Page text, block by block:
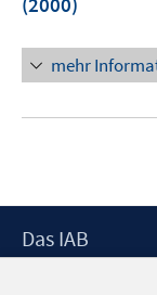
mehr
Footer
Inhalt
Das IAB